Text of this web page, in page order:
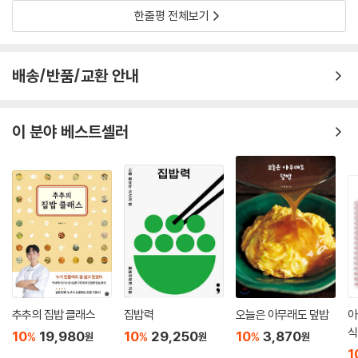
한줄평 전체보기
배송/반품/교환 안내
이 분야 베스트셀러
추추의 집밥 클래스
10% 19,980원
집밥력
10% 29,250원
오늘은 아무래도 덮밥
10% 3,870원